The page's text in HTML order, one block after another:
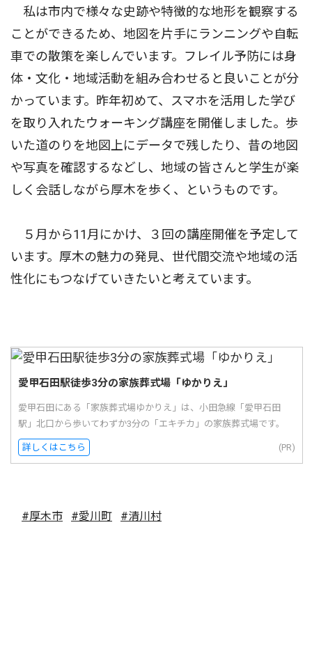
私は市内で様々な史跡や特徴的な地形を観察する
ことができるため、地図を片手にランニングや自転
車での散策を楽しんでいます。フレイル予防には身
体・文化・地域活動を組み合わせると良いことが分
かっています。昨年初めて、スマホを活用した学び
を取り入れたウォーキング講座を開催しました。歩
いた道のりを地図上にデータで残したり、昔の地図
や写真を確認するなどし、地域の皆さんと学生が楽
しく会話しながら厚木を歩く、というものです。
５月から11月にかけ、３回の講座開催を予定して
います。厚木の魅力の発見、世代間交流や地域の活
性化にもつなげていきたいと考えています。
愛甲石田駅徒歩3分の家族葬式場「ゆかりえ」
愛甲石田にある「家族葬式場ゆかりえ」は、小田急線「愛甲石田
駅」北口から歩いてわずか3分の「エキチカ」の家族葬式場です。
詳しくはこちら (PR)
#厚木市 #愛川町 #清川村